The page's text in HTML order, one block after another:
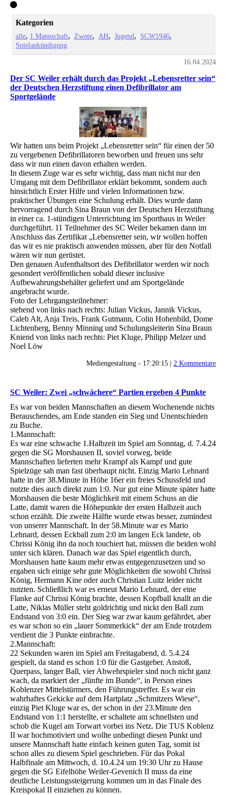
Kategorien
alle 1 Mannschaft Zwote AH Jugend
SCW1946
Spielankündigung
16.04.2024
Der SC Weiler erhält durch das Projekt „Lebensretter sein“
der Deutschen Herzstiftung einen Defibrillator am
Sportgelände
Wir hatten uns beim Projekt „Lebensretter sein“ für einen der 50
zu vergebenen Defibrillatoren beworben und freuen uns sehr
dass wir nun einen davon erhalten werden.
In diesem Zuge war es sehr wichtig, dass man nicht nur den
Umgang mit dem Defibrillator erklärt bekommt, sondern auch
hinsichtlich Erster Hilfe und vielen Informationen bzw.
praktischer Übungen eine Schulung erhält. Dies wurde dann
hervorragend durch Sina Braun von der Deutschen Herzstiftung
in einer ca. 1-stündigen Unterrichtung im Sporthaus in Weiler
durchgeführt. 11 Teilnehmer des SC Weiler bekamen dann im
Anschluss das Zertifikat „Lebensretter sein, wir wollen hoffen
das wir es nie praktisch anwenden müssen, aber für den Notfall
wären wir nun gerüstet.
Den genauen Aufenthaltsort des Defibrillator werden wir noch
gesondert veröffentlichen sobald dieser inclusive
Aufbewahrungsbehälter geliefert und am Sportgelände
angebracht wurde.
Foto der Lehrgangsteilnehmer:
stehend von links nach rechts: Julian Vickus, Jannik Vickus,
Caleb Alt, Anja Treis, Frank Gutmann, Colin Hohenbild, Dome
Lichtenberg, Benny Minning und Schulungsleiterin Sina Braun
Kniend von links nach rechts: Piet Kluge, Philipp Melzer und
Noel Löw
Mediengestaltung - 17:20:15 | 2 Kommentare
SC Weiler: Zwei „schwächere“ Partien ergeben 4 Punkte
Es war von beiden Mannschaften an diesem Wochenende nichts
Berauschendes, am Ende standen ein Sieg und Unentschieden
zu Buche.
1.Mannschaft:
Es war eine schwache 1.Halbzeit im Spiel am Sonntag, d. 7.4.24
gegen die SG Morshausen II, soviel vorweg, beide
Mannschaften lieferten mehr Krampf als Kampf und gute
Spielzüge sah man fast überhaupt nicht. Einzig Mario Lehnard
hatte in der 38.Minute in Höhe 16er ein freies Schussfeld und
nutzte dies auch direkt zum 1:0. Nur gut eine Minute später hatte
Morshausen die beste Möglichkeit mit einem Schuss an die
Latte, damit waren die Höhepunkte der ersten Halbzeit auch
schon erzählt. Die zweite Hälfte wurde etwas besser, zumindest
von unserer Mannschaft. In der 58.Minute war es Mario
Lehnard, dessen Eckball zum 2:0 im langen Eck landete, ob
Chrissi König ihn da noch touchiert hat, müssen die beiden wohl
unter sich klären. Danach war das Spiel eigentlich durch,
Morshausen hatte kaum mehr etwas entgegenzusetzen und so
ergaben sich einige sehr gute Möglichkeiten die sowohl Chrissi
König, Hermann Kine oder auch Christian Luitz leider nicht
nutzten. Schließlich war es erneut Mario Lehnard, der eine
Flanke auf Chrissi König brachte, dessen Kopfball knallt an die
Latte, Niklas Müller steht goldrichtig und nickt den Ball zum
Endstand von 3:0 ein. Der Sieg war zwar kaum gefährdet, aber
es war schon so ein „lauer Sommerkick“ der am Ende trotzdem
verdient die 3 Punkte einbrachte.
2.Mannschaft:
22 Sekunden waren im Spiel am Freitagabend, d. 5.4.24
gespielt, da stand es schon 1:0 für die Gastgeber. Anstoß,
Querpass, langer Ball, vier Abwehrspieler sind noch nicht ganz
wach, da markiert der „fünfte im Bunde“, in Person eines
Koblenzer Mittelstürmers, den Führungstreffer. Es war ein
wahrhaftes Gekicke auf dem Hartplatz „Schmitzers Wiese“,
einzig Piet Kluge war es, der schon in der 23.Minute den
Endstand von 1:1 herstellte, er schaltete am schnellsten und
schob die Kugel am Torwart vorbei ins Netz. Die TUS Koblenz
II war hochmotiviert und wollte unbedingt diesen Punkt und
unsere Mannschaft hatte einfach keinen guten Tag, somit ist
schon alles zu diesem Spiel geschrieben. Für das Pokal
Halbfinale am Mittwoch, d. 10.4.24 um 19:30 Uhr zu Hause
gegen die SG Eifelhöhe Weiler-Gevenich II muss da eine
deutliche Leistungssteigerung kommen um in das Finale des
Kreispokal II einziehen zu können.